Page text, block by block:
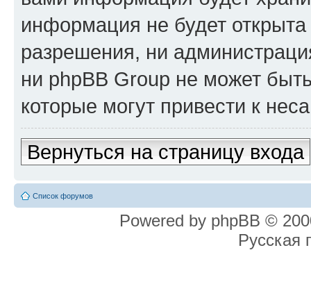
информация не будет
разрешения, ни
ни phpBB Group не может
которые могут привести к
Вернуться на страницу входа
Список форумов
Powered by phpBB ©
Русская